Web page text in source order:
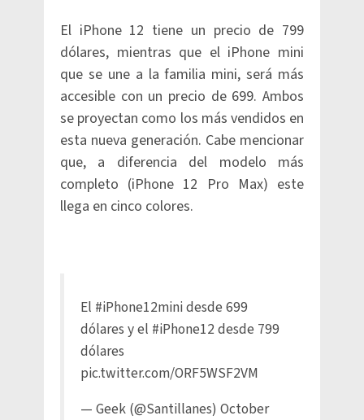
El iPhone 12 tiene un precio de 799
dólares, mientras que el iPhone mini
que se une a la familia mini, será más
accesible con un precio de 699. Ambos
se proyectan como los más vendidos en
esta nueva generación. Cabe mencionar
que, a diferencia del modelo más
completo (iPhone 12 Pro Max) este
llega en cinco colores.
El #iPhone12minidesde 699
dólares y el #iPhone12desde 799
dólares
pic.twitter.com/ORF5WSF2VM
— Geek (@Santillanes) October